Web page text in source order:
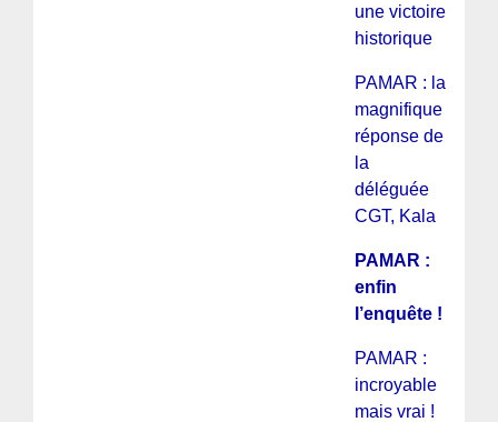
une victoire
historique
PAMAR : la
magnifique
réponse de
la
déléguée
CGT, Kala
PAMAR :
enfin
l’enquête !
PAMAR :
incroyable
mais vrai !